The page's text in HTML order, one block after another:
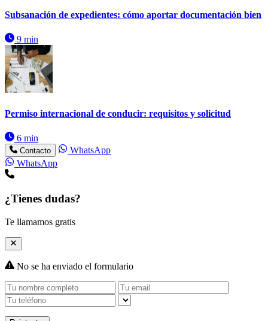
Subsanación de expedientes: cómo aportar documentación bien
9 min
Permiso internacional de conducir: requisitos y solicitud
6 min
Contacto
WhatsApp
WhatsApp
¿Tienes dudas?
Te llamamos gratis
No se ha enviado el formulario